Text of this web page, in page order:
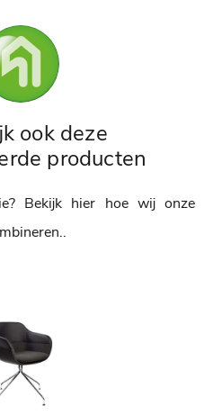
ook deze
producten
Bekijk hier hoe wij onze